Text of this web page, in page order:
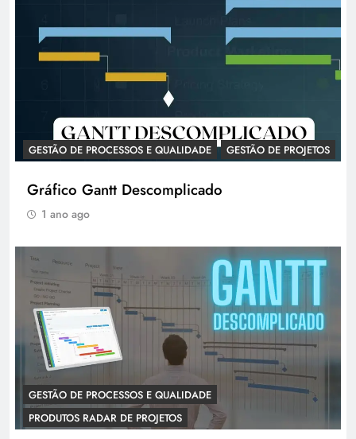
GESTÃO DE PROCESSOS E QUALIDADE GESTÃO DE PROJETOS
Gráfico Gantt Descomplicado
1 ano ago
GESTÃO DE PROCESSOS E QUALIDADE
PRODUTOS RADAR DE PROJETOS